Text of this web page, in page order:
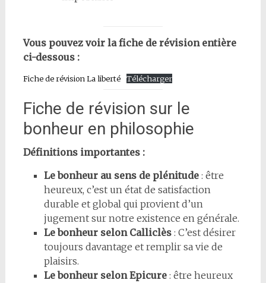
Vous pouvez voir la fiche de révision entière
ci-dessous :
Fiche de révision La liberté Télécharger
Fiche de révision sur le
bonheur en philosophie
Définitions importantes :
Le bonheur au sens de plénitude: être
heureux, c’est un état de satisfaction
durable et global qui provient d’un
jugement sur notre existence en générale.
Le bonheur selon Calliclès: C’est désirer
toujours davantage et remplir sa vie de
plaisirs.
Le bonheur selon Epicure: être heureux